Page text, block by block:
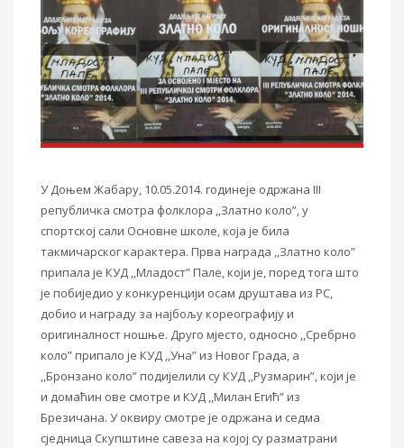
У Доњем Жабару, 10.05.2014. годинеје одржана III
републичка смотра фолклора ,,Златно коло”, у
спортској сали Основне школе, која је била
такмичарског карактера. Прва награда ,,Златно коло”
припала је КУД ,,Младост” Пале, који је, поред тога што
је побиједио у конкуренцији осам друштава из РС,
добио и награду за најбољу кореографију и
оригиналност ношње. Друго мјесто, односно ,,Сребрно
коло” припало је КУД ,,Уна” из Новог Града, а
,,Бронзано коло” подијелили су КУД ,,Рузмарин”, који је
и домаћин ове смотре и КУД ,,Милан Егић” из
Брезичана. У оквиру смотре је одржана и седма
сједница Скупштине савеза на којој су разматрани